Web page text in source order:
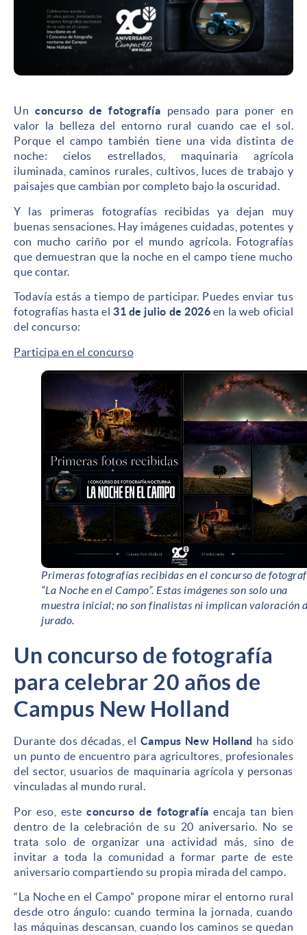
Unconcurso de fotografía pensado para poner en
valor la belleza del entorno rural cuando cae el sol.
Porque el campo también tiene una vida distinta de
noche: cielos estrellados, maquinaria agrícola
iluminada, caminos rurales, cultivos, luces de trabajo y
paisajes que cambian por completo bajo la oscuridad.
Y las primeras fotografías recibidas ya dejan muy
buenas sensaciones. Hay imágenes cuidadas, potentes y
con mucho cariño por el mundo agrícola. Fotografías
que demuestran que la noche en el campo tiene mucho
que contar.
Todavía estás a tiempo de participar. Puedes enviar tus
fotografías hasta el 31 de julio de 2026 en la web oficial
del concurso:
Participa en el concurso
Primeras fotografías recibidas en el concurso de
“La Noche en el Campo”. Estas imágenes son solo una
muestra inicial; no son finalistas ni implican valoración
jurado.
Un concurso de fotografía
para celebrar 20 años de
Campus New Holland
Durante dos décadas, el Campus New Holland
ha sido
un punto de encuentro para agricultores, profesionales
del sector, usuarios de maquinaria agrícola y personas
vinculadas al mundo rural.
Por eso, esteconcurso de fotografía encaja tan bien
dentro de la celebración de su 20 aniversario. No se
trata solo de organizar una actividad más, sino de
invitar a toda la comunidad a formar parte de este
aniversario compartiendo su propia mirada del campo.
“La Noche en el Campo” propone mirar el entorno rural
desde otro ángulo: cuando termina la jornada, cuando
las máquinas descansan, cuando los caminos se quedan